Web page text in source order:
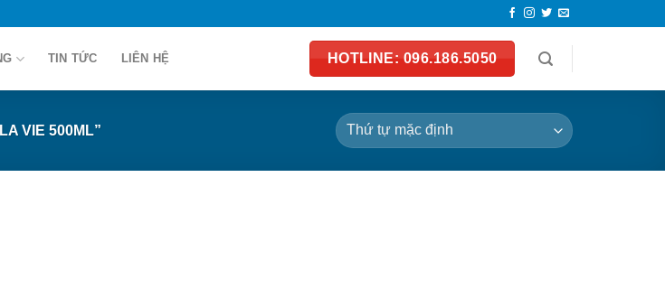
TIN TỨC LIÊN HỆ HOTLINE: 096.186.5050
VIE 500ML”